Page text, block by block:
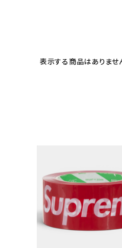
表示する商品はありませ